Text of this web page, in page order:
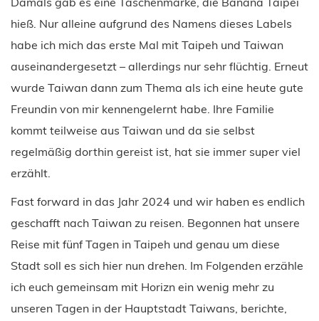
hieß. Nur alleine aufgrund des Namens dieses Labels
habe ich mich das erste Mal mit Taipeh und Taiwan
auseinandergesetzt – allerdings nur sehr flüchtig. Erneut
wurde Taiwan dann zum Thema als ich eine heute gute
Freundin von mir kennengelernt habe. Ihre Familie
kommt teilweise aus Taiwan und da sie selbst
regelmäßig dorthin gereist ist, hat sie immer super viel
erzählt.
Fast forward in das Jahr 2024 und wir haben es endlich
geschafft nach Taiwan zu reisen. Begonnen hat unsere
Reise mit fünf Tagen in Taipeh und genau um diese
Stadt soll es sich hier nun drehen. Im Folgenden erzähle
ich euch gemeinsam mit Horizn ein wenig mehr zu
unseren Tagen in der Hauptstadt Taiwans, berichte,